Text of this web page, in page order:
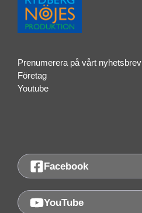
Prenumerera på vårt nyhetsbrev
Företag
Youtube
Facebook
YouTube